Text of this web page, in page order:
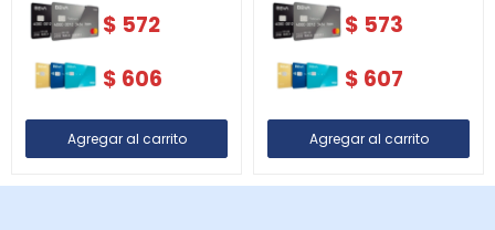
$ 572
$ 606
$ 573
$ 607